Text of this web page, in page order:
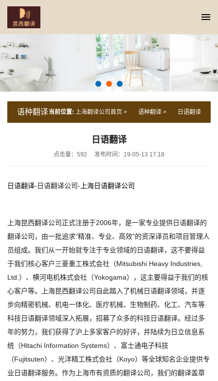
1 2
语种翻译当前位置: 上海翻译公司首页 > 语种翻译 > 日语翻译
日语翻译
点击量：592 发布时间：19-05-13 17:18
日语翻译-日语翻译公司- 上海日语翻译公司
上海昆西翻译公司正式注册于2006年，是一家专业提供日语翻译的
翻译公司，由一批追求“精准、专业、高效”的资深译员和项目管理人
员组成。我们从一开始就专注于专业领域的日语翻译，这不要得益
于我们核心客户三菱重工株式会社（Mitsubishi Heavy Industries,
Ltd.）、横河电机株式会社（Yokogama），这主要得益于我们的核
心客户等。上海昆西翻译公司自此踏入了机械日语翻译领域，并逐
步向精密机械、机电一体化、医疗机械、生物制药、化工、汽车等
科技日语翻译领域深入拓展，招募了众多的科技日语翻译。经过多
年的努力，我们获得了沪上多家客户的好评，并陆续为日立信息系
统（Hitachi Information Systems）、富士通电子科技
（Fujitsuten）、光洋精工株式会社（Koyo）等全球知名企业提供专
业日语翻译服务。作为上海市有资质的翻译公司，我们的翻译盖章